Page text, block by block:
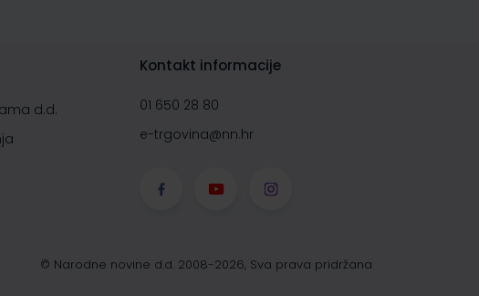
d.d.
Kontakt informacije
01 650 28 80
e-trgovina@nn.hr
© Narodne novine d.d. 2008-2026, Sva prava pridržana